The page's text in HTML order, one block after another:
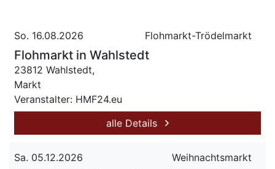
So. 16.08.2026 Flohmarkt-Trödelmarkt
Flohmarkt in Wahlstedt
23812 Wahlstedt,
Markt
Veranstalter: HMF24.eu
alle Details
Sa. 05.12.2026 Weihnachtsmarkt